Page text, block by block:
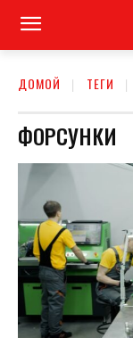
ДОМОЙ ТЕГИ
ФОРСУНКИ